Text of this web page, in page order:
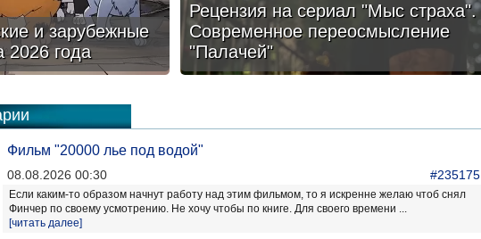
и зарубежные
2026 года
Рецензия на сериал "Мыс страха".
Современное переосмысление
"Палачей"
Фильм "20000 лье под водой"
08.08.2026 00:30 #235175
Если каким-то образом начнут работу над этим фильмом, то я искренне желаю чтоб снял
Финчер по своему усмотрению. Не хочу чтобы по книге. Для своего времени ...
[читать далее]